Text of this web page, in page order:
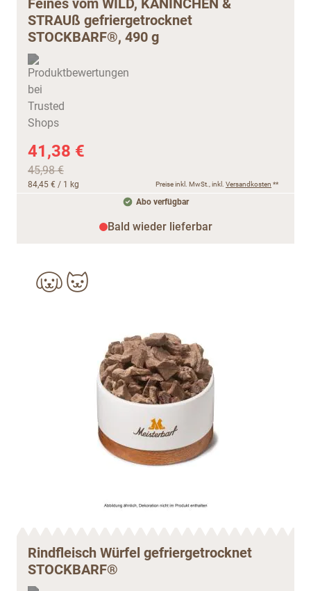
Feines vom WILD, KANINCHEN &
STRAUß gefriergetrocknet
STOCKBARF®, 490 g
41,38 €
45,98 €
84,45 € / 1 kg Preise inkl. MwSt., inkl. Versandkosten **
Abo verfügbar
Bald wieder lieferbar
Rindfleisch Würfel gefriergetrocknet
STOCKBARF®